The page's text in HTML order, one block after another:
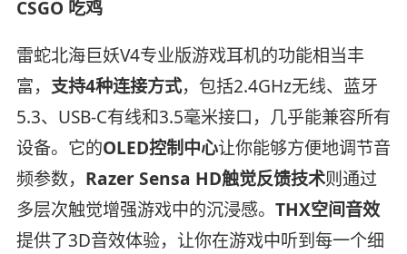
CSGO 吃鸡
雷蛇北海巨妖V4专业版游戏耳机的功能相当丰
富， 支持4种连接方式，包括2.4GHz无线、蓝牙
5.3、USB-C有线和3.5毫米接口，几乎能兼容所有
设备。它的OLED控制中心让你能够方便地调节音
频参数， Razer Sensa HD触觉反馈技术则通过
多层次触觉增强游戏中的沉浸感。 THX空间音效
提供了3D音效体验，让你在游戏中听到每一个细